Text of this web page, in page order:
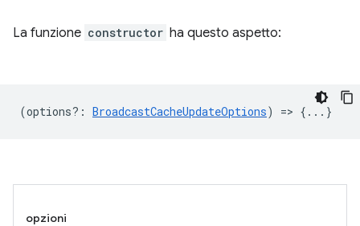
La funzione constructor ha questo aspetto:
(options? : BroadcastCacheUpdateOptions) => {...}
opzioni